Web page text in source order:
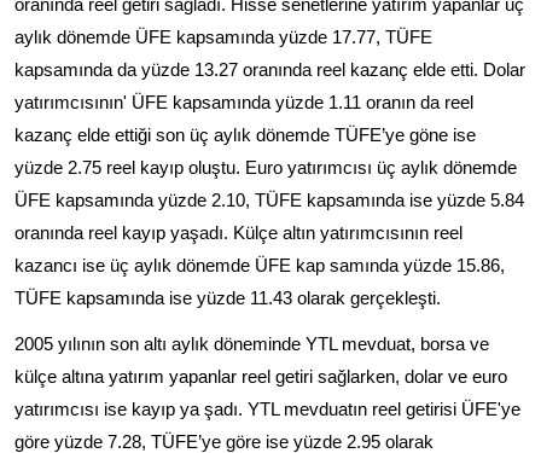
oranında reel getiri sağladı. Hisse senetlerine yatırım yapanlar üç
aylık dönemde ÜFE kapsamında yüzde 17.77, TÜFE
kapsamında da yüzde 13.27 oranında reel kazanç elde etti. Dolar
yatırımcısının' ÜFE kapsamında yüzde 1.11 oranın da reel
kazanç elde ettiği son üç aylık dönemde TÜFE’ye göne ise
yüzde 2.75 reel kayıp oluştu. Euro yatırımcısı üç aylık dönemde
ÜFE kapsamında yüzde 2.10, TÜFE kapsamında ise yüzde 5.84
oranında reel kayıp yaşadı. Külçe altın yatırımcısının reel
kazancı ise üç aylık dönemde ÜFE kap samında yüzde 15.86,
TÜFE kapsamında ise yüzde 11.43 olarak gerçekleşti.
2005 yılının son altı aylık döneminde YTL mevduat, borsa ve
külçe altına yatırım yapanlar reel getiri sağlarken, dolar ve euro
yatırımcısı ise kayıp ya şadı. YTL mevduatın reel getirisi ÜFE'ye
göre yüzde 7.28, TÜFE’ye göre ise yüzde 2.95 olarak